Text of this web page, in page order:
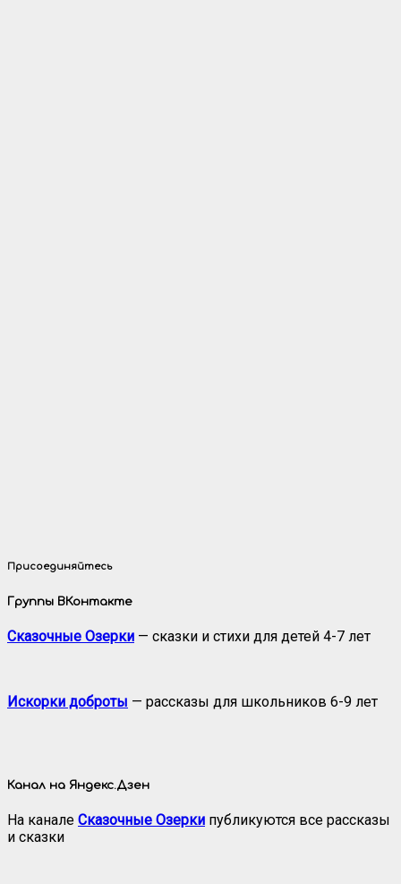
Присоединяйтесь
Группы ВКонтакте
Сказочные Озерки — сказки и стихи для детей 4-7 лет
Искорки доброты — рассказы для школьников 6-9 лет
Канал на Яндекс.Дзен
На канале Сказочные Озерки публикуются все рассказы
и сказки